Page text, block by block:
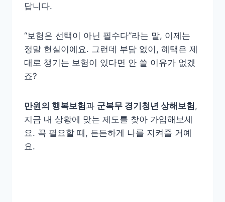
답니다.
“보험은 선택이 아닌 필수다”라는 말, 이제는
정말 현실이에요. 그런데 부담 없이, 혜택은 제
대로 챙기는 보험이 있다면 안 쓸 이유가 없겠
죠?
만원의 행복보험과 군복무 경기청년 상해보험 ,
지금 내 상황에 맞는 제도를 찾아 가입해보세
요. 꼭 필요할 때, 든든하게 나를 지켜줄 거예
요.